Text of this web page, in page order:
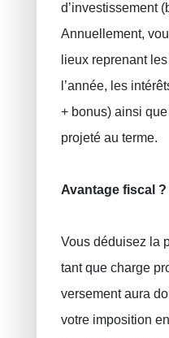
d’investissement
Annuellement,
lieux reprenant
l’année, les
+ bonus) ainsi
projeté au terme.
Avantage fiscal ?
Vous déduisez la
tant que charge
versement aura
votre imposition